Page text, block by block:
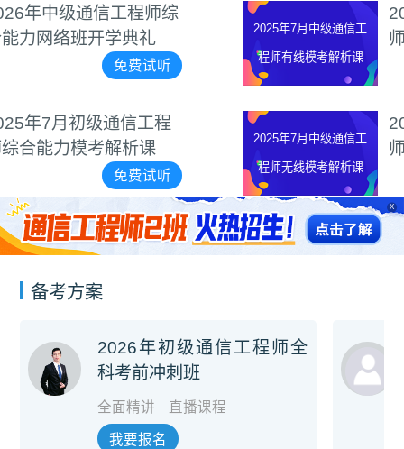
2025年7月中级通信工
程师有线模考解析课
2025年7月中级通信工程
师有线模考解析课
免费试听
2025年7月中级通信工
程师无线模考解析课
2025年7月中级通信工程
师无线模考解析课
免费试听
X
备考方案
2026年初级通信工程师全
科考前冲刺班
全面精讲 直播课程
我要报名